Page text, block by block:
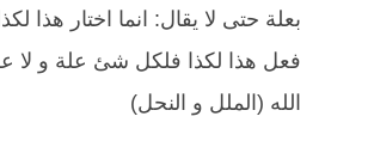
بعلة حتى لا يقال: انما اختار ه‍ذا
فعل ه‍ذا لكذا فلكل شئ علة و لا
الله (الملل و النحل)